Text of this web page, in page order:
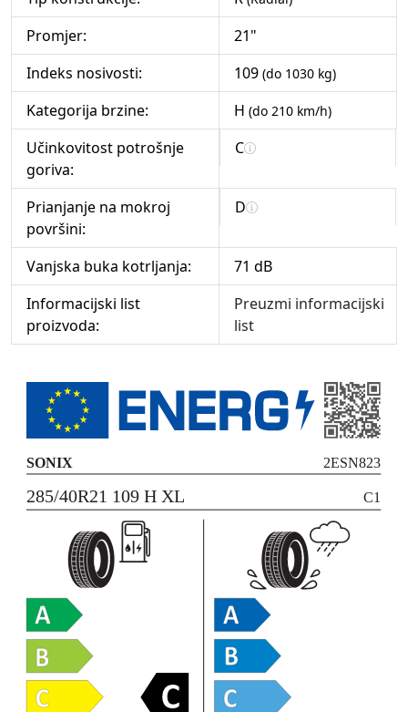
Promjer:
21"
Indeks nosivosti:
109 (do 1030 kg)
Kategorija brzine: H (do 210 km/h)
Učinkovitost potrošnje
goriva:
C
Prianjanje na mokroj
površini:
D
Vanjska buka kotrljanja:
71 dB
Informacijski list
proizvoda:
Preuzmi informacijski
list